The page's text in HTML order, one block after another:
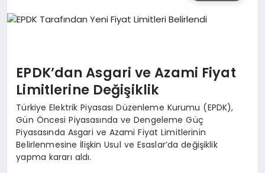
MAGAZIN
YAŞAM
DÜNYA
EPDK’dan Asgari ve Azami Fiyat
Limitlerine Değişiklik
Türkiye Elektrik Piyasası Düzenleme Kurumu (EPDK),
Gün Öncesi Piyasasında ve Dengeleme Güç
Piyasasında Asgari ve Azami Fiyat Limitlerinin
Belirlenmesine İlişkin Usul ve Esaslar’da değişiklik
yapma kararı aldı.